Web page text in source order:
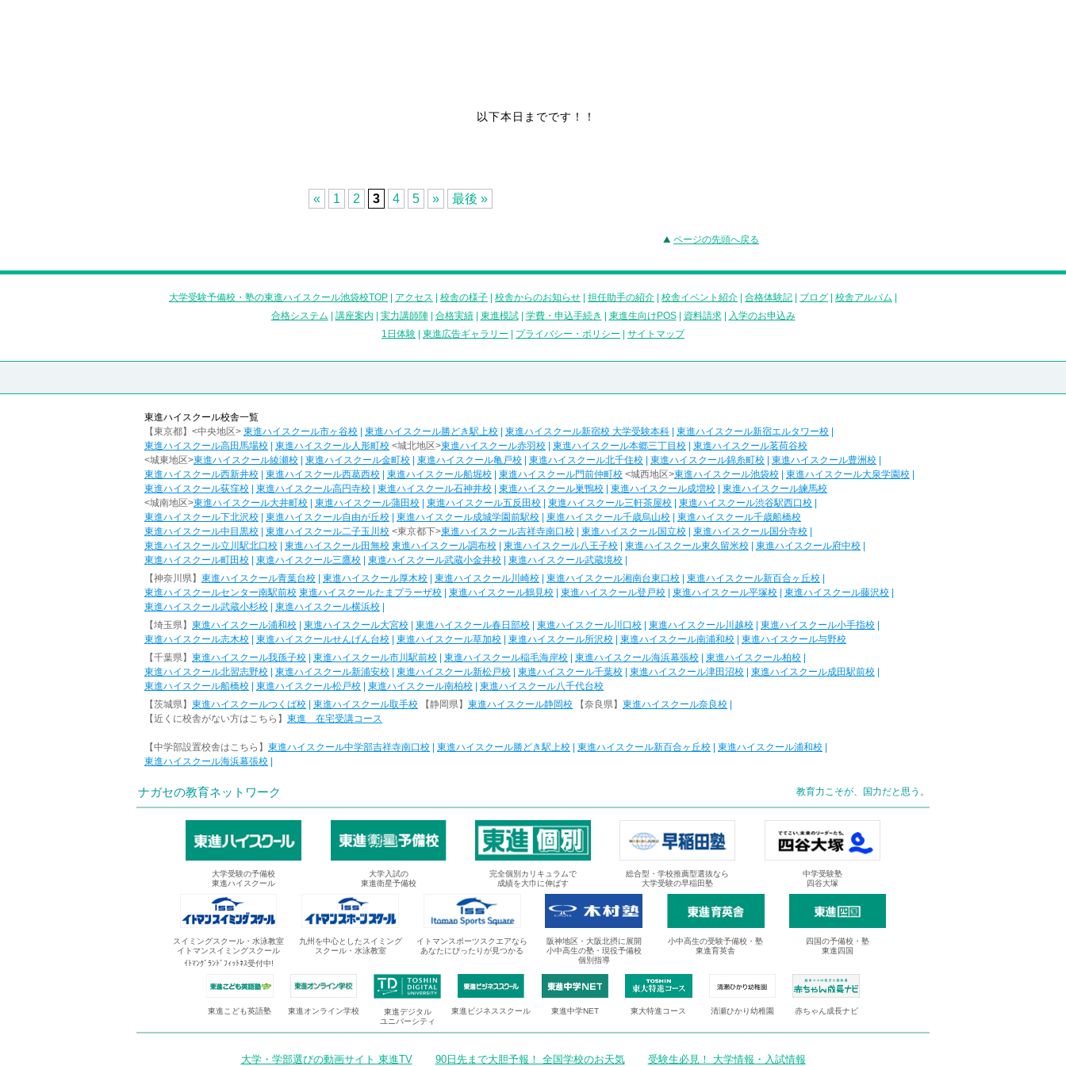
以下本日までです！！
« 1 2 3 4 5 » 最後 »
ページの先頭へ戻る
大学受験予備校・塾の東進ハイスクール池袋校TOP アクセス 校舎の様子 校舎からのお知らせ 担任助手の紹介 校舎イベント紹介 合格体験記 ブログ 校舎アルバム
合格システム
講座案内 実力講師陣| 合格実績| 東進模試| 学費・申込手続き 東進生向けPOS| 資料請求|
入学のお申込み
1日体験
東進広告ギャラリー プライバシー・ポリシー サイトマップ
東進ハイスクール校舎一覧
【東京都】<中央地区> 東進ハイスクール市ヶ谷校 東進ハイスクール勝どき駅上校 東進ハイスクール新宿校 大学受験本科 東進ハイスクール新宿エルタワー校
東進ハイスクール高田馬場校
東進ハイスクール人形町校 <城北地区>東進ハイスクール赤羽校 東進ハイスクール本郷三丁目校
東進ハイスクール茗荷谷校
<城東地区>東進ハイスクール綾瀬校 東進ハイスクール金町校 東進ハイスクール亀戸校 東進ハイスクール北千住校 東進ハイスクール錦糸町校 東進ハイスクール豊洲校
東進ハイスクール西新井校
東進ハイスクール西葛西校 東進ハイスクール船堀校 東進ハイスクール門前仲町校 <城西地区>東進ハイスクール池袋校 東進ハイスクール大泉学園校
東進ハイスクール荻窪校
東進ハイスクール高円寺校 東進ハイスクール石神井校 東進ハイスクール巣鴨校 東進ハイスクール成増校
東進ハイスクール練馬校
<城南地区>東進ハイスクール大井町校 東進ハイスクール蒲田校 東進ハイスクール五反田校 東進ハイスクール三軒茶屋校 東進ハイスクール渋谷駅西口校
東進ハイスクール下北沢校
東進ハイスクール自由が丘校 東進ハイスクール成城学園前駅校 東進ハイスクール千歳烏山校
東進ハイスクール千歳船橋校
東進ハイスクール中目黒校
東進ハイスクール二子玉川校 <東京都下>東進ハイスクール吉祥寺南口校 東進ハイスクール国立校 東進ハイスクール国分寺校
東進ハイスクール立川駅北口校
東進ハイスクール田無校 東進ハイスクール調布校 東進ハイスクール八王子校 東進ハイスクール東久留米校 東進ハイスクール府中校
東進ハイスクール町田校
東進ハイスクール三鷹校 東進ハイスクール武蔵小金井校 東進ハイスクール武蔵境校
【神奈川県】 東進ハイスクール青葉台校 東進ハイスクール厚木校 東進ハイスクール川崎校 東進ハイスクール湘南台東口校 東進ハイスクール新百合ヶ丘校
東進ハイスクールセンター南駅前校 東進ハイスクールたまプラーザ校 東進ハイスクール鶴見校 東進ハイスクール登戸校 東進ハイスクール平塚校 東進ハイスクール藤沢校
東進ハイスクール武蔵小杉校
東進ハイスクール横浜校
【埼玉県】 東進ハイスクール浦和校 東進ハイスクール大宮校 東進ハイスクール春日部校 東進ハイスクール川口校 東進ハイスクール川越校 東進ハイスクール小手指校
東進ハイスクール志木校
東進ハイスクールせんげん台校 東進ハイスクール草加校 東進ハイスクール所沢校 東進ハイスクール南浦和校
東進ハイスクール与野校
【千葉県】 東進ハイスクール我孫子校 東進ハイスクール市川駅前校 東進ハイスクール稲毛海岸校 東進ハイスクール海浜幕張校 東進ハイスクール柏校
東進ハイスクール北習志野校
東進ハイスクール新浦安校 東進ハイスクール新松戸校 東進ハイスクール千葉校 東進ハイスクール津田沼校 東進ハイスクール成田駅前校
東進ハイスクール船橋校
東進ハイスクール松戸校 東進ハイスクール南柏校
東進ハイスクール八千代台校
【茨城県】 東進ハイスクールつくば校 東進ハイスクール取手校 【静岡県】 東進ハイスクール静岡校 【奈良県】 東進ハイスクール奈良校
【近くに校舎がない方はこちら】 東進 在宅受講コース
【中学部設置校舎はこちら】 東進ハイスクール中学部吉祥寺南口校 東進ハイスクール勝どき駅上校 東進ハイスクール新百合ヶ丘校 東進ハイスクール浦和校
東進ハイスクール海浜幕張校
ナガセの教育ネットワーク 教育力こそが、国力だと思う。
大学受験の予備校
東進ハイスクール
大学入試の
東進衛星予備校
完全個別カリキュラムで
成績を大巾に伸ばす
総合型・学校推薦型選抜なら
大学受験の早稲田塾
中学受験塾
四谷大塚
スイミングスクール・水泳教室
イトマンスイミングスクール
ｲﾄﾏﾝｸﾞﾗﾝﾄﾞﾌｨｯﾄﾈｽ受付中!
九州を中心としたスイミング
スクール・水泳教室
イトマンスポーツスクエアなら
あなたにぴったりが見つかる
阪神地区・大阪北摂に展開
小中高生の塾・現役予備校
個別指導
小中高生の受験予備校・塾
東進育英舎
四国の予備校・塾
東進四国
東進こども英語塾 東進オンライン学校
東進デジタル
ユニバーシティ
東進ビジネススクール 東進中学NET 東大特進コース 清瀬ひかり幼稚園 赤ちゃん成長ナビ
大学・学部選びの動画サイト 東進TV 90日先まで大胆予報！ 全国学校のお天気 受験生必見！ 大学情報・入試情報